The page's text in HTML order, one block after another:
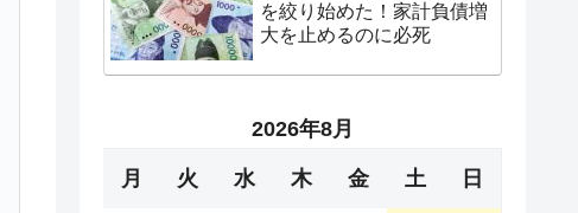
を絞り始めた！家計負債増
大を止めるのに必死
2026年8月
月 火 水 木 金 土 日